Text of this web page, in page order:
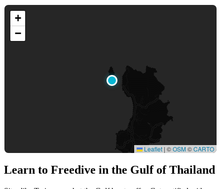
+
−
Leaflet | ©OSM©CARTO
Learn to Freedive in the Gulf of Thailand